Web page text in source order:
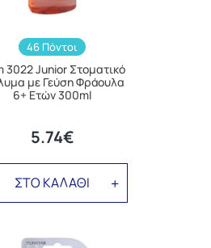
46 Πόντοι
3022 Junior Στοματικό
με Γεύση Φράουλα
6+ Ετών 300ml
5.74€
ΣΤΟ ΚΑΛΑΘΙ